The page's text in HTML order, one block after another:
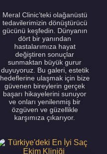
Meral Clinic’teki olağanüstü
tedavilerimizin dönüştürücü
gücünü keşfedin. Dünyanın
dört bir yanından
hastalarımıza hayat
değiştiren sonuçlar
sunmaktan büyük gurur
duyuyoruz. Bu galeri, estetik
hedeflerine ulaşmak için bize
güvenen bireylerin gerçek
başarı hikayelerini sunuyor
ve onları yenilenmiş bir
özgüven ve güzellikle
karşımıza çıkarıyor.